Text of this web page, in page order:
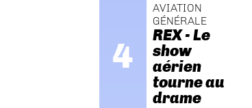
AVIATION
GÉNÉRALE
REX - Le
show
aérien
tourne au
drame